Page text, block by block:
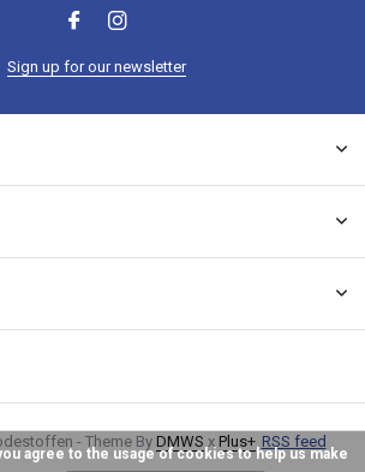
Sign up for our newsletter
- Theme By DMWS x Plus+ RSS feed
agree to the usage of cookies to help us make